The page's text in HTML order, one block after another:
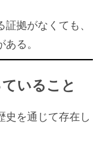
拠がなくても、
る。
いること
史を通じて存在し